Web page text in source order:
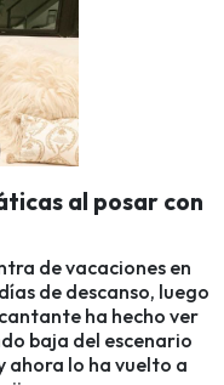
al posar con
de vacaciones en
de descanso, luego
ha hecho ver
baja del escenario
ahora lo ha vuelto a